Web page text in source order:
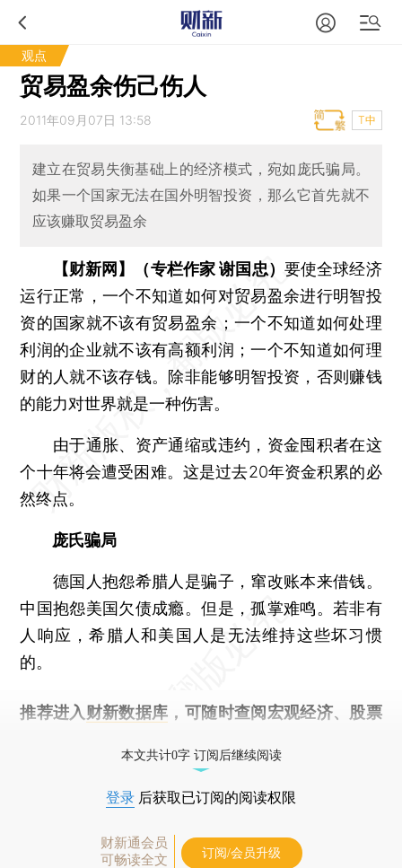
观点
贸易盈余伤己伤人
2011年09月07日 13:58 T中
建立在贸易失衡基础上的经济模式，宛如庞氏骗局。
如果一个国家无法在国外明智投资，那么它首先就不
应该赚取贸易盈余
【财新网】（专栏作家 谢国忠） 要使全球经济
运行正常，一个不知道如何对贸易盈余进行明智投
资的国家就不该有贸易盈余；一个不知道如何处理
利润的企业就不该有高额利润；一个不知道如何理
财的人就不该存钱。除非能够明智投资，否则赚钱
的能力对世界就是一种伤害。
由于通胀、资产通缩或违约，资金囤积者在这
个十年将会遭受困难。这是过去20年资金积累的必
然终点。
庞氏骗局
德国人抱怨希腊人是骗子，窜改账本来借钱。
中国抱怨美国欠债成瘾。但是，孤掌难鸣。若非有
人响应，希腊人和美国人是无法维持这些坏习惯
的。
推荐进入 财新数据库 ，可随时查阅宏观经济、股票
本文共计0字 订阅后继续阅读
登录 后获取已订阅的阅读权限
财新通会员
可畅读全文
订阅/会员升级